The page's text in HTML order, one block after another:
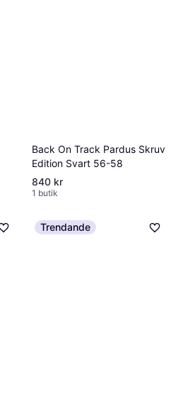
Back On Track Pardus Skruv
Edition Svart 56-58
840 kr
1 butik
Trendande